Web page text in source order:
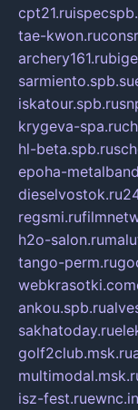
cpt21.ru
tae-kwon.ru
archery161.ru
sarmiento.spb.su
iskatour.spb.ru
krygeva-spa.ru
hl-beta.spb.ru
epoha-
dieselvostok.ru
regsmi.ru
h2o-salon.ru
tango-perm.ru
webkrasotki.com
ankou.spb.ru
sakhatoday.ru
golf2club.msk.ru
isz-fest.ru